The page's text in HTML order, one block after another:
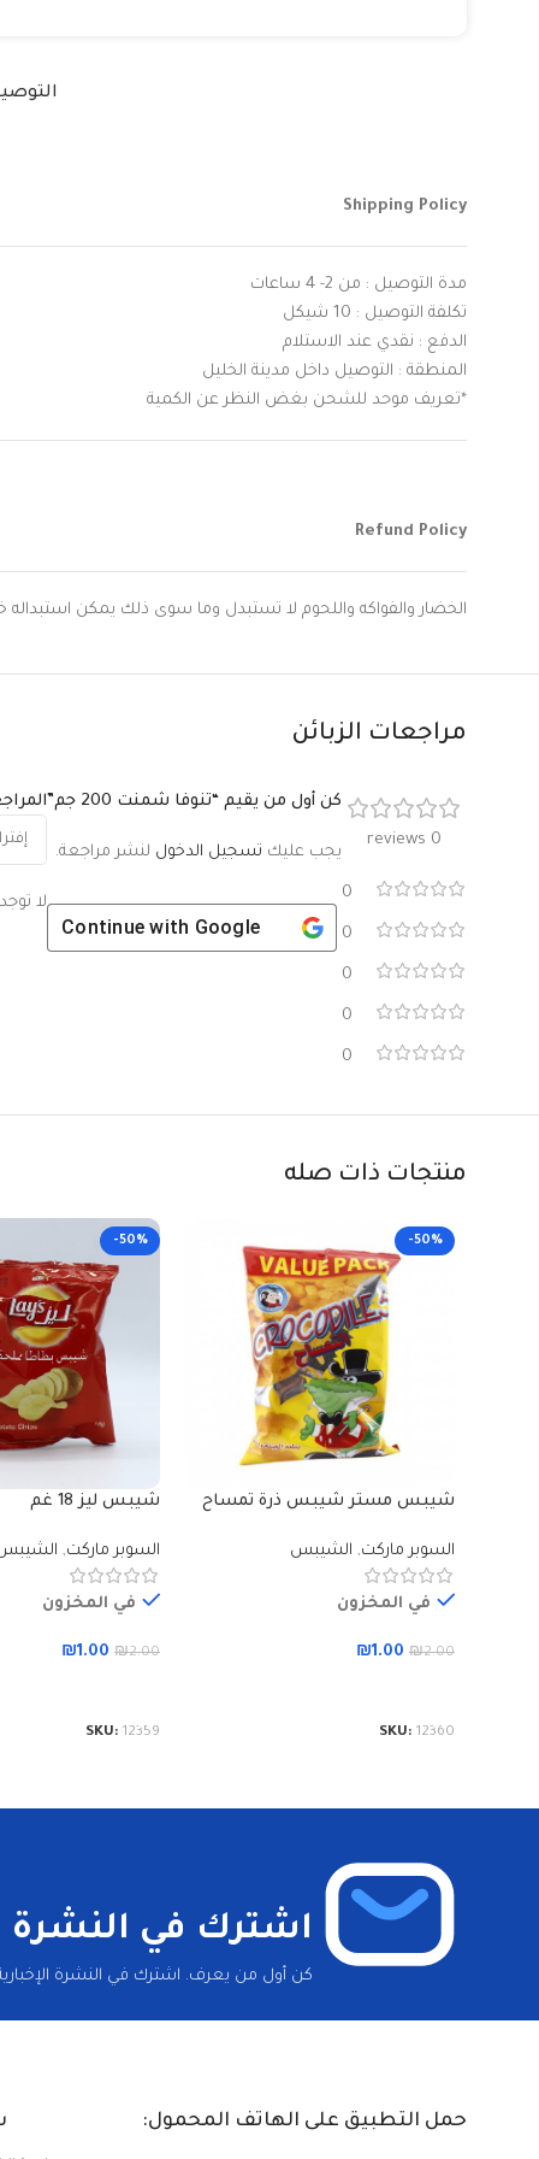
Shipping Policy
مدة التوصيل : من 2- 4 ساعات
تكلفة التوصيل : 10 شيكل
الدفع : نقدي عند الاستلام
المنطقة : التوصيل داخل مدينة الخليل
*تعريف موحد للشحن بغض النظر عن الكمية
Refund Policy
الخضار والفواكه واللحوم لا تستبدل وما سوى ذلك يمكن استبداله خلال 9 ساعات اذا لم يتعرض المنتج
مراجعات الزبائن
0 reviews
0
0
0
0
0
لا
كن أول من يقيم “تنوفا شمنت 200 جم”
يجب عليك تسجيل الدخول لنشر مراجعة.
Continue with Google
منتجات ذات صله
-50%
شيبس مستر شيبس ذرة تمساح
السوبر ماركت, الشيبس
في المخزون
₪2.00
₪1.00
SKU: 12360
-50%
شيبس ليز 18 غم
السوبر ماركت,
في المخزون
₪2.00
₪1.00
SKU: 12359
اشترك في النشرة
كن أول من يعرف. اشترك في النشرة الإخبارية
حمل التطبيق على الهاتف المحمول: